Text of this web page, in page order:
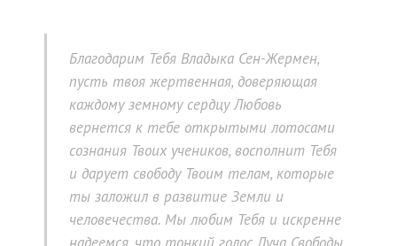
Благодарим Тебя Владыка Сен-Жермен,
пусть твоя жертвенная, доверяющая
каждому земному сердцу Любовь
вернется к тебе открытыми лотосами
сознания Твоих учеников, восполнит Тебя
и дарует свободу Твоим телам, которые
ты заложил в развитие Земли и
человечества. Мы любим Тебя и искренне